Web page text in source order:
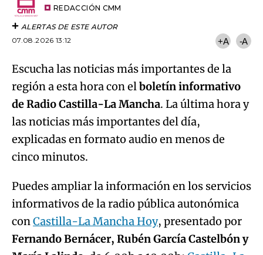
REDACCIÓN CMM
ALERTAS DE ESTE AUTOR
07.08.2026 13:12
+A -A
Escucha las noticias más importantes de la
región a esta hora con elboletín informativo
de Radio Castilla-La Mancha. La última hora y
las noticias más importantes del día,
explicadas en formato audio en menos de
cinco minutos.
Puedes ampliar la información en los servicios
informativos de la radio pública autonómica
conCastilla-La Mancha Hoy, presentado por
Fernando Bernácer, Rubén García Castelbón y